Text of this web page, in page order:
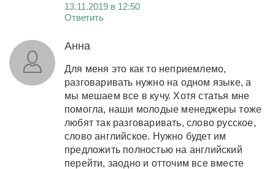
13.11.2019 в 12:50
Ответить
Анна
Для меня это как то неприемлемо,
разговаривать нужно на одном языке, а
мы мешаем все в кучу. Хотя статья мне
помогла, наши молодые менеджеры тоже
любят так разговаривать, слово русское,
слово английское. Нужно будет им
предложить полностью на английский
перейти, заодно и отточим все вместе